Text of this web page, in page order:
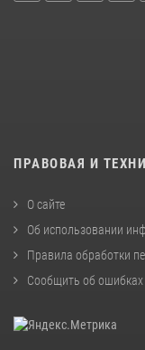
ПРАВОВАЯ И
О сайте
Об использовании
Правила обработки
Сообщить об ошибках